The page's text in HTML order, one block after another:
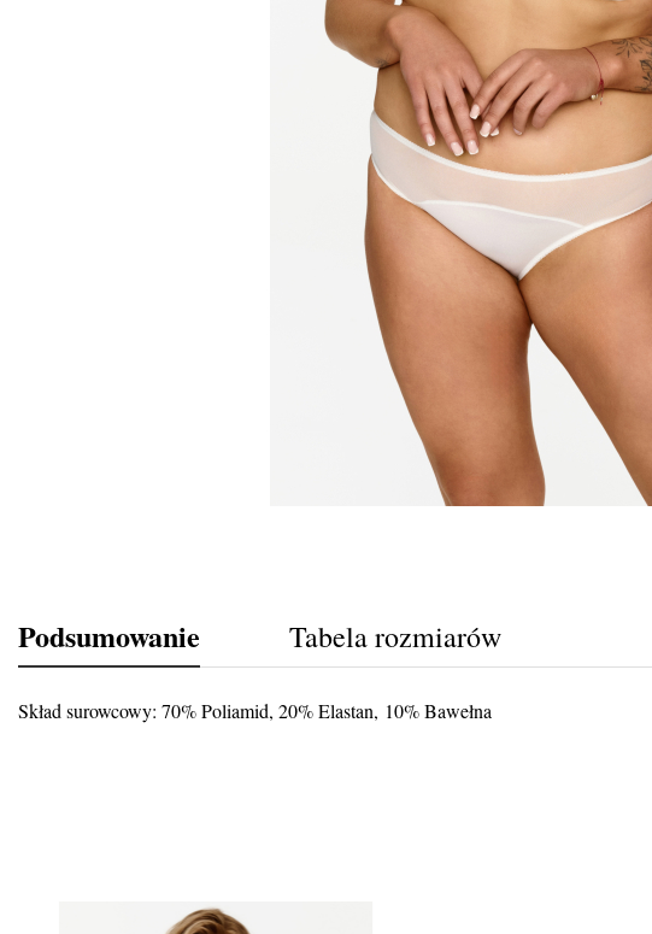
Podsumowanie Tabela rozmiarów
Skład surowcowy: 70% Poliamid, 20% Elastan, 10% Bawełna